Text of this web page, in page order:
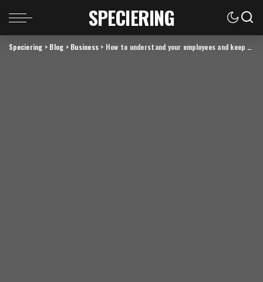
SPECIERING
Speciering > Blog > Business > How to understand your employees and keep them happy